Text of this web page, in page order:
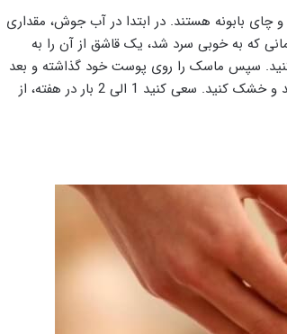
و چای بابونه هستند. در ابتدا در آب جوش، مقداری
که به خوبی سرد شد، یک قاشق از آن را به
سپس ماسک را روی پوست خود گذاشته و بعد
از گذشت 15 تا 20 دقیقه، صورت خود را به آرامی با آب سرد بشویید و خشک کنید. سعی کنید 1 الی 2 بار در هفته، از